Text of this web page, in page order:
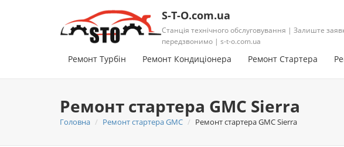
S-T-O.com.ua
Станція технічного обслуговування | Залиште
передзвонимо | s-t-o.com.ua
Ремонт Турбін Ремонт Кондиціонера Ремонт Стартера
Ремонт стартера GMC Sierra
Головна Ремонт стартера GMC Ремонт стартера GMC Sierra